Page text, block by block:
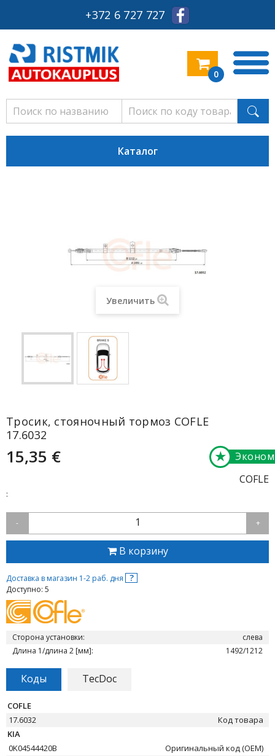
+372 6 727 727
0
Каталог
Увеличить
Тросик, cтояночный тормоз COFLE
17.6032
15,35 € Эконом
★
COFLE
:
- 1 +
В корзину
Доставка в магазин 1-2 раб. дня ?
Доступно: 5
Сторона установки:
слева
Длина 1/длина 2 [мм]:
1492/1212
Коды TecDoc
COFLE
17.6032
Код товара
KIA
0K04544420B
Оригинальный код (OEM)